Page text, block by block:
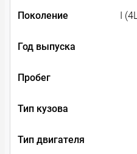
Поколение I
Год выпуска
Пробег
Тип кузова
Тип двигателя